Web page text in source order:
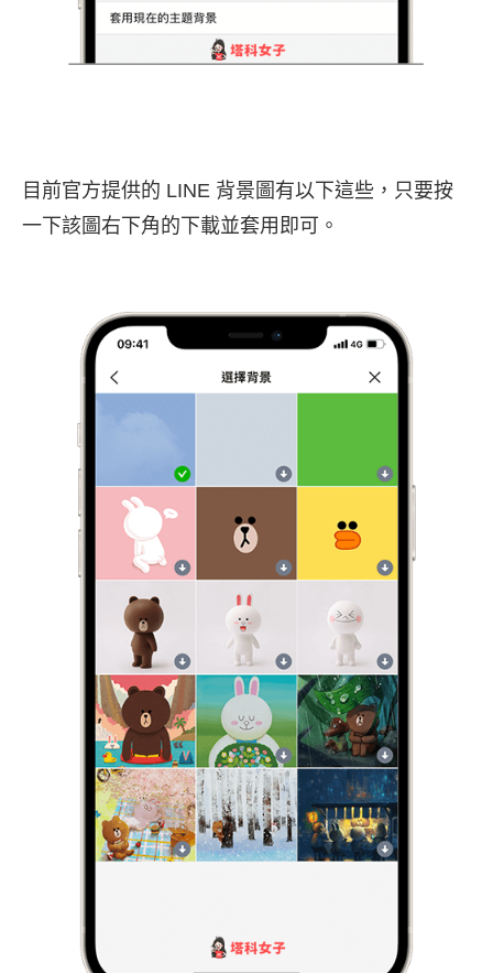
目前官方提供的 LINE 背景圖有以下這些，只要按
一下該圖右下角的下載並套用即可。